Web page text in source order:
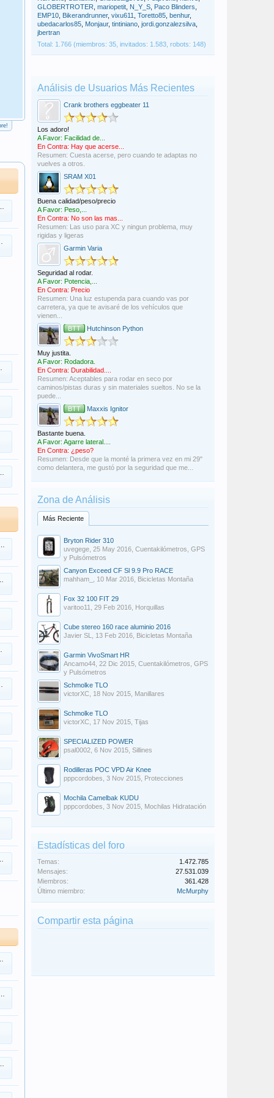
Ha sido un verdadero placer. Nos seguiremos
siempre que se pueda ir en bici :)
Un saludo
PD2. Actualización: Será el 15 de Abril y quizás se
PD3. He quitado toda la publicidad que,
GLOBERTROTER mariopetit N_Y_S Paco Blinders
EMP10 Bikerandrunner, vixu611 Toretto85 benhur,
ubedacarlos85 Monjaur, tintiniano jordi.gonzalezsilva
jbertran
Total: 1.766 (miembros: 35, invitados: 1.583, robots: 148)
Análisis de Usuarios Más Recientes
Crank brothers eggbeater 11
Los adoro!
A Favor: Facilidad de...
En Contra: Hay que acerse...
Resumen: Cuesta acerse, pero cuando te adaptas no
vuelves a otros.
SRAM X01
Buena calidad/peso/precio
A Favor: Peso,...
En Contra: No son las mas...
Resumen: Las uso para XC y ningun problema, muy
rigidas y ligeras
Garmin Varia
Seguridad al rodar.
A Favor: Potencia,...
En Contra: Precio
Resumen: Una luz estupenda para cuando vas por
carretera, ya que te avisaré de los vehículos que
vienen...
BTT
Hutchinson Python
Muy justita.
A Favor: Rodadora.
En Contra: Durabilidad....
Resumen: Aceptables para rodar en seco por
caminos/pistas duras y sin materiales sueltos. No se la
puede...
BTT
Maxxis Ignitor
Bastante buena.
A Favor: Agarre lateral....
En Contra: ¿peso?
Resumen: Desde que la monté la primera vez en mi 29"
como delantera, me gustó por la seguridad que me...
Zona de Análisis
Más Reciente
Bryton Rider 310
uvegege 25 May 2016 Cuentakilómetros, GPS
y Pulsómetros
Canyon Exceed CF Sl 9.9 Pro RACE
mahham_
10 Mar 2016 Bicicletas Montaña
Fox 32 100 FIT 29
varitoo11
29 Feb 2016 Horquillas
Cube stereo 160 race aluminio 2016
Javier SL
13 Feb 2016 Bicicletas Montaña
Garmin VivoSmart HR
Ancamo44 22 Dic 2015 Cuentakilómetros, GPS
y Pulsómetros
Schmolke TLO
victorXC 18 Nov 2015 Manillares
Schmolke TLO
victorXC 17 Nov 2015 Tijas
SPECIALIZED POWER
psal0002 6 Nov 2015 Sillines
Rodilleras POC VPD Air Knee
pppcordobes 3 Nov 2015 Protecciones
Mochila Camelbak KUDU
pppcordobes 3 Nov 2015 Mochilas Hidratación
Estadísticas del foro
Temas:
1.472.785
Mensajes:
27.531.039
Miembros:
361.428
Último miembro:
McMurphy
Compartir esta página